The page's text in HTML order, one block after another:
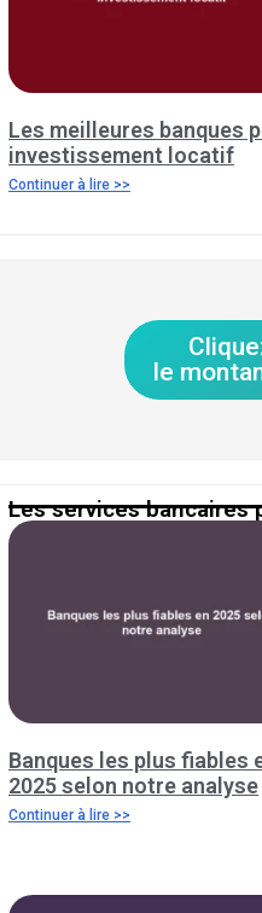
Les meilleures banques
investissement locatif
Continuer à lire >>
le
Les services bancaires
Banques les plus fiables
2025 selon notre analyse
Continuer à lire >>